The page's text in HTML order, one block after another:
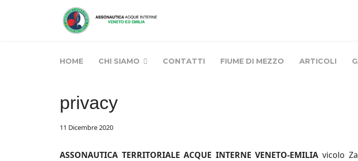
HOME CHI SIAMO CONTATTI FIUME DI MEZZO ARTICOLI
privacy
11 Dicembre 2020
ASSONAUTICA TERRITORIALE ACQUE INTERNE VENETO-EMILIA vicolo